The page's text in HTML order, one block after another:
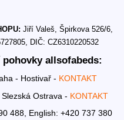
Jiří Valeš, Špirkova 526/6,
DIČ: CZ6310220532
allsofabeds:
- Hostivař - KONTAKT
Ostrava - KONTAKT
488, English: +420 737 380